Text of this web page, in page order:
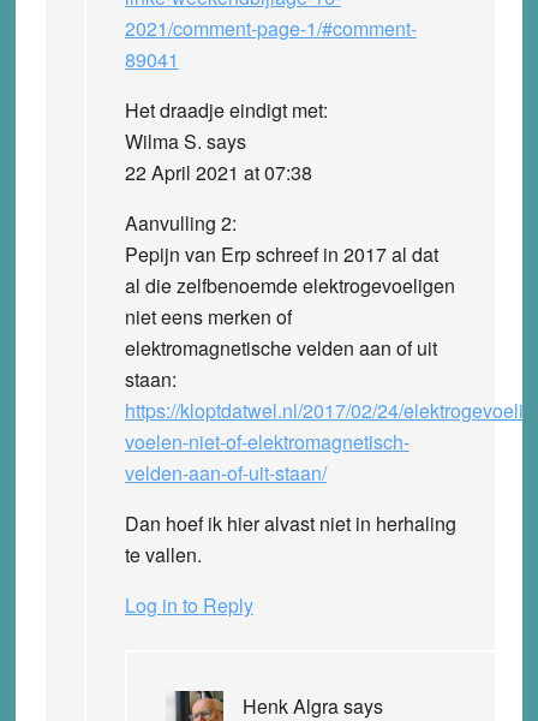
2021/comment-page-1/#comment-
89041
Het draadje eindigt met:
Wilma S. says
22 April 2021 at 07:38
Aanvulling 2:
Pepijn van Erp schreef in 2017 al dat
al die zelfbenoemde elektrogevoeligen
niet eens merken of
elektromagnetische velden aan of uit
staan:
https://kloptdatwel.nl/2017/02/24/
voelen-niet-of-elektromagnetisch-
velden-aan-of-uit-staan/
Dan hoef ik hier alvast niet in herhaling
te vallen.
Log in to Reply
Henk Algrasays